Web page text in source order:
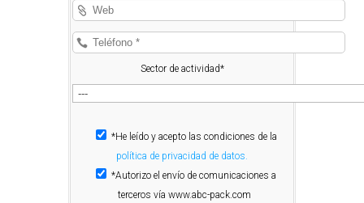
Sector de actividad*
*He leído y acepto las condiciones de la
política de privacidad de datos.
*Autorizo el envío de comunicaciones a
terceros vía www.abc-pack.com